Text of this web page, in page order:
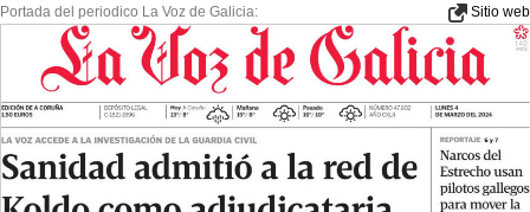
Portada del periodico La Voz de Galicia: Sitio web